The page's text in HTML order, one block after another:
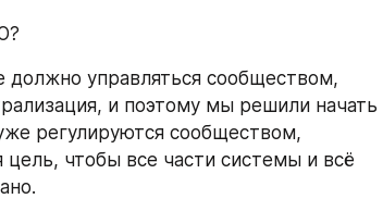
должно управляться сообществом,
и поэтому мы решили начать
регулируются сообществом,
чтобы все части системы и всё